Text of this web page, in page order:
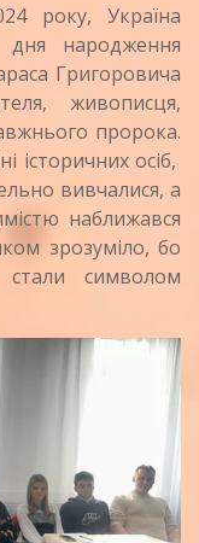
Україна
дня народження
Григоровича
живописця,
пророка.
історичних осіб,
вивчалися, а
наближався
зрозуміло, бо
символом